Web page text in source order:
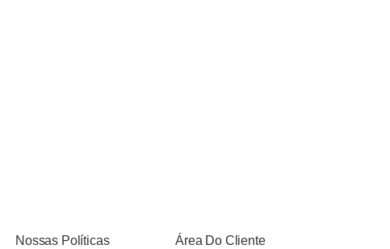
Nossas Políticas Área Do Cliente